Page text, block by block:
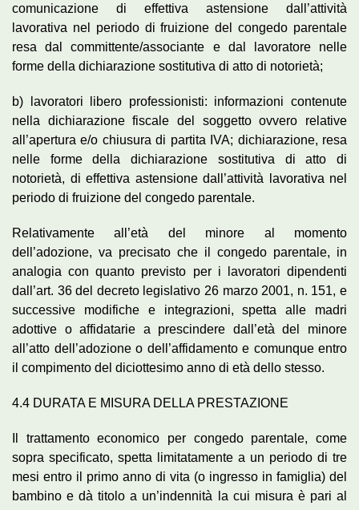
comunicazione di effettiva astensione dall’attività
lavorativa nel periodo di fruizione del congedo parentale
resa dal committente/associante e dal lavoratore nelle
forme della dichiarazione sostitutiva di atto di notorietà;
b) lavoratori libero professionisti: informazioni contenute
nella dichiarazione fiscale del soggetto ovvero relative
all’apertura e/o chiusura di partita IVA; dichiarazione, resa
nelle forme della dichiarazione sostitutiva di atto di
notorietà, di effettiva astensione dall’attività lavorativa nel
periodo di fruizione del congedo parentale.
Relativamente all’età del minore al momento
dell’adozione, va precisato che il congedo parentale, in
analogia con quanto previsto per i lavoratori dipendenti
dall’art. 36 del decreto legislativo 26 marzo 2001, n. 151, e
successive modifiche e integrazioni, spetta alle madri
adottive o affidatarie a prescindere dall’età del minore
all’atto dell’adozione o dell’affidamento e comunque entro
il compimento del diciottesimo anno di età dello stesso.
4.4 DURATA E MISURA DELLA PRESTAZIONE
Il trattamento economico per congedo parentale, come
sopra specificato, spetta limitatamente a un periodo di tre
mesi entro il primo anno di vita (o ingresso in famiglia) del
bambino e dà titolo a un’indennità la cui misura è pari al